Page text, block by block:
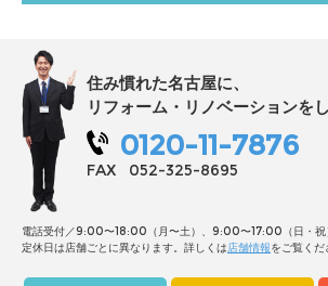
住み慣れた名古屋に、
リフォーム・リノベーションを
0120-11-7876
FAX 052-325-8695
電話受付／9:00〜18:00（月〜土）、9:00〜17:00（日・祝
定休日は店舗ごとに異なります。詳しくは店舗情報をご覧くだ